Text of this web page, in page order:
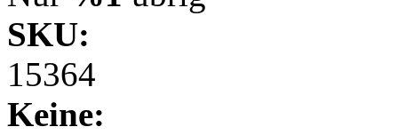
SKU:
15364
Keine: